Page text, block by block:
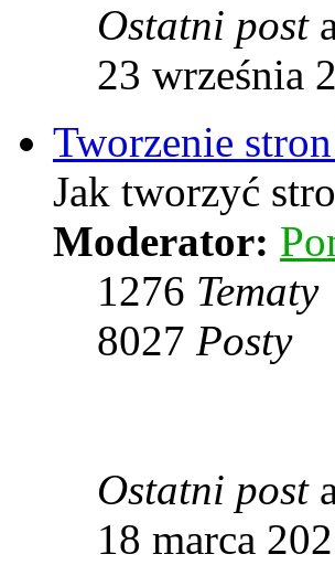
Ostatni post
23 września
Tworzenie
Jak tworzyć
Moderator:
1276 Tematy
8027 Posty
Ostatni post
18 marca